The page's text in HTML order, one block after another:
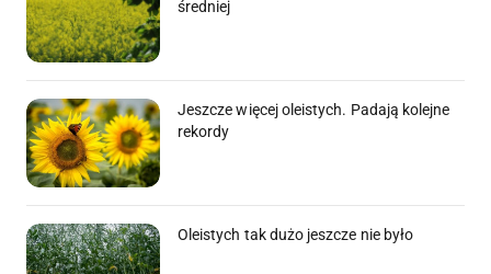
średniej
Jeszcze więcej oleistych. Padają kolejne
rekordy
Oleistych tak dużo jeszcze nie było